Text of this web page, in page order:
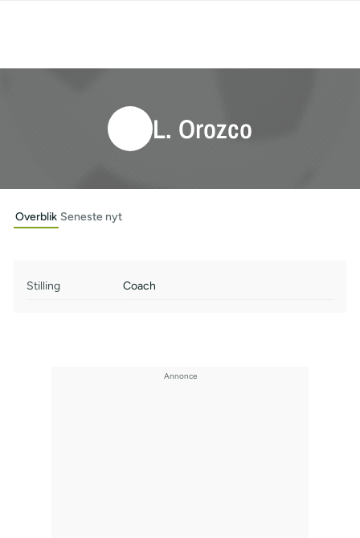
L. Orozco
Overblik Seneste nyt
Stilling Coach